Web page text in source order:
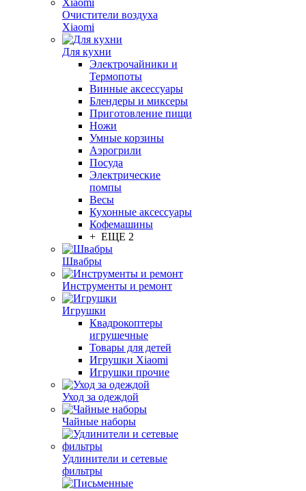
Очистители воздуха
Xiaomi
Для кухни
Электрочайники и
Термопоты
Винные аксессуары
Блендеры и миксеры
Приготовление пищи
Ножи
Умные корзины
Аэрогрили
Посуда
Электрические
помпы
Весы
Кухонные аксессуары
Кофемашины
+ ЕЩЕ 2
Швабры
Инструменты и ремонт
Игрушки
Квадрокоптеры
игрушечные
Товары для детей
Игрушки Xiaomi
Игрушки прочие
Уход за одеждой
Чайные наборы
Удлинители и сетевые
фильтры